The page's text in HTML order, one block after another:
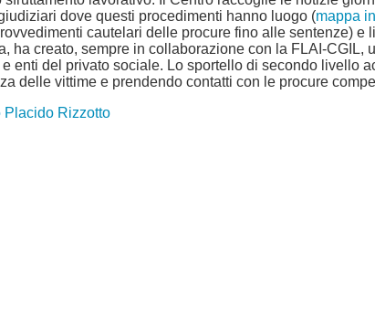
dove questi procedimenti hanno luogo (mappa
cautelari delle procure fino alle sentenze) e
ha creato, sempre in collaborazione con la FLAI-
enti del privato sociale. Lo sportello di secondo
delle vittime e prendendo contatti con le procure
Placido Rizzotto